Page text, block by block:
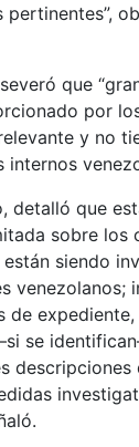
pertinentes”,
que
por
y no
detalló que
sobre los
siendo
venezolanos;
de
se
descripciones